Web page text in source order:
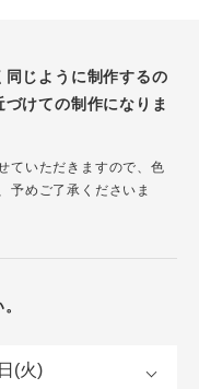
じように制作するの
けての制作になりま
ていただきますので、色
予めご了承くださいま